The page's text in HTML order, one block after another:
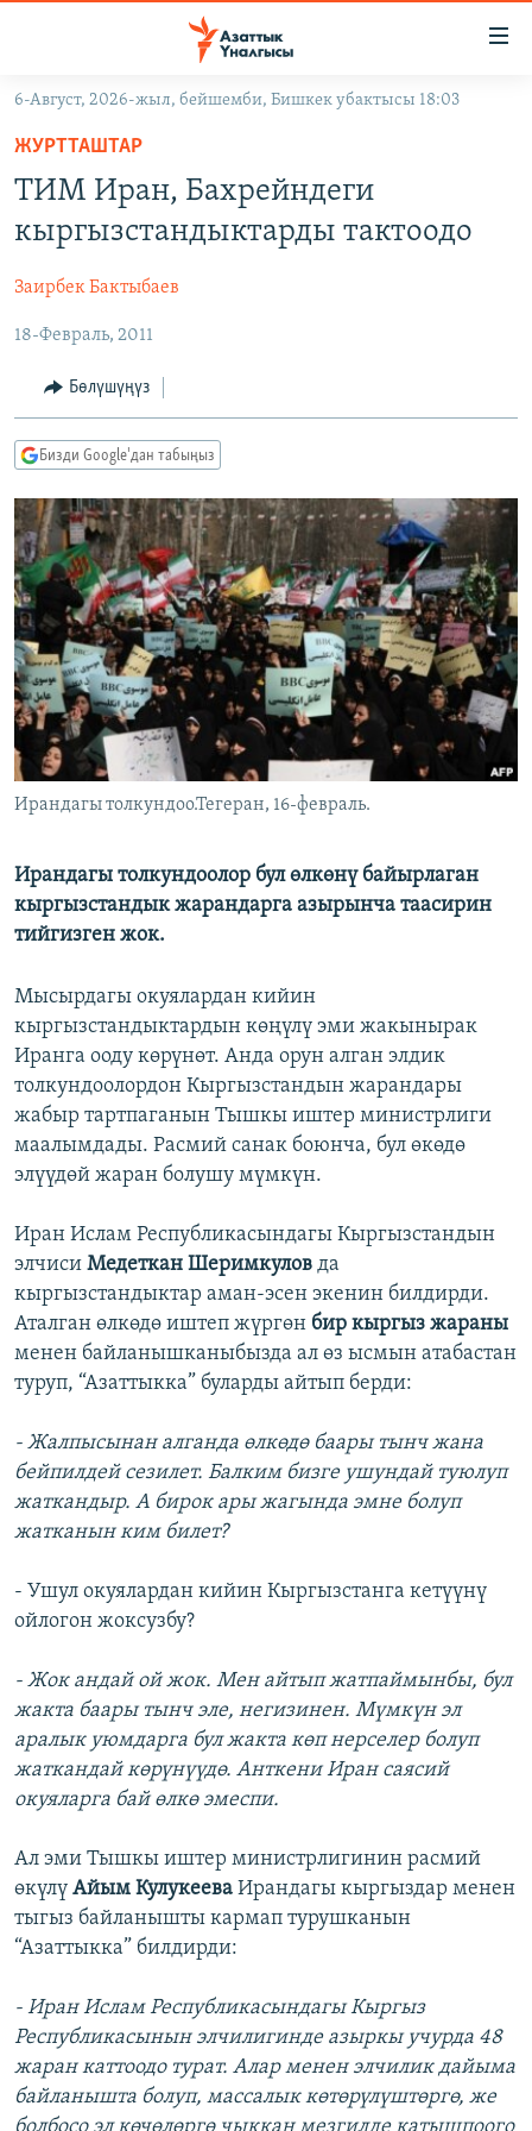
Навигацияга
өтүңүз
Издөөгө
салыңызКЫРГЫЗСТАН
ЭКОНОМИКА
МАДАНИЯТ
БОРБОР АЗИЯ
УКРАИНА
АТАЙЫН ИЛИКТӨӨ
ТВ ПРОГРАММАЛАР
БҮГҮН АЗАТТЫКТА
БИЗ ЖАНА ДҮЙНӨ
ДАНИСТЕ
ЭЖЕ-СИҢДИЛЕР
АЗАТТЫК+
ЫҢГАЙСЫЗ СУРООЛОР
ПОДКАСТ
ӨЗГӨЧӨ ПИКИР
ОНЛАЙН ШЕРИНЕ
ЭЕ/АРнун бардык сайттары
6-Август, 2026-жыл, бейшемби, Бишкек убактысы 18:03
ЖУРТТАШТАР
ТИМ Иран, Бахрейндеги
кыргызстандыктарды тактоодо
Заирбек Бактыбаев
18-Февраль, 2011
Бөлүшүңүз
Бизди Google'дан табыңыз
Ирандагы толкундоо.Тегеран, 16-февраль.
Ирандагы толкундоолор бул өлкөнү байырлаган
кыргызстандык жарандарга азырынча таасирин
тийгизген жок.
Мысырдагы окуялардан кийин
кыргызстандыктардын көңүлү эми жакынырак
Иранга ооду көрүнөт. Анда орун алган элдик
толкундоолордон Кыргызстандын жарандары
жабыр тартпаганын Тышкы иштер министрлиги
маалымдады. Расмий санак боюнча, бул өкөдө
элүүдөй жаран болушу мүмкүн.
Иран Ислам Республикасындагы Кыргызстандын
элчиси Медеткан Шеримкулов да
кыргызстандыктар аман-эсен экенин билдирди.
Аталган өлкөдө иштеп жүргөн бир кыргыз жараны
менен байланышканыбызда ал өз ысмын атабастан
туруп, “Азаттыкка” буларды айтып берди:
- Жалпысынан алганда өлкөдө баары тынч жана
бейпилдей сезилет. Балким бизге ушундай туюлуп
жаткандыр. А бирок ары жагында эмне болуп
жатканын ким билет?
- Ушул окуялардан кийин Кыргызстанга кетүүнү
ойлогон жоксузбу?
- Жок андай ой жок. Мен айтып жатпаймынбы, бул
жакта баары тынч эле, негизинен. Мүмкүн эл
аралык уюмдарга бул жакта көп нерселер болуп
жаткандай көрүнүүдө. Анткени Иран саясий
окуяларга бай өлкө эмеспи.
Ал эми Тышкы иштер министрлигинин расмий
өкүлү Айым Кулукеева Ирандагы кыргыздар менен
тыгыз байланышты кармап турушканын
“Азаттыкка” билдирди:
- Иран Ислам Республикасындагы Кыргыз
Республикасынын элчилигинде азыркы учурда 48
жаран каттоодо турат. Алар менен элчилик дайыма
байланышта болуп, массалык көтөрүлүштөргө, же